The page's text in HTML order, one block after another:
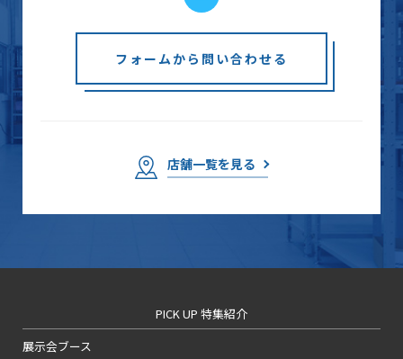
フォームから問い合わせる
店舗一覧を見る
PICK UP 特集紹介
展示会ブース